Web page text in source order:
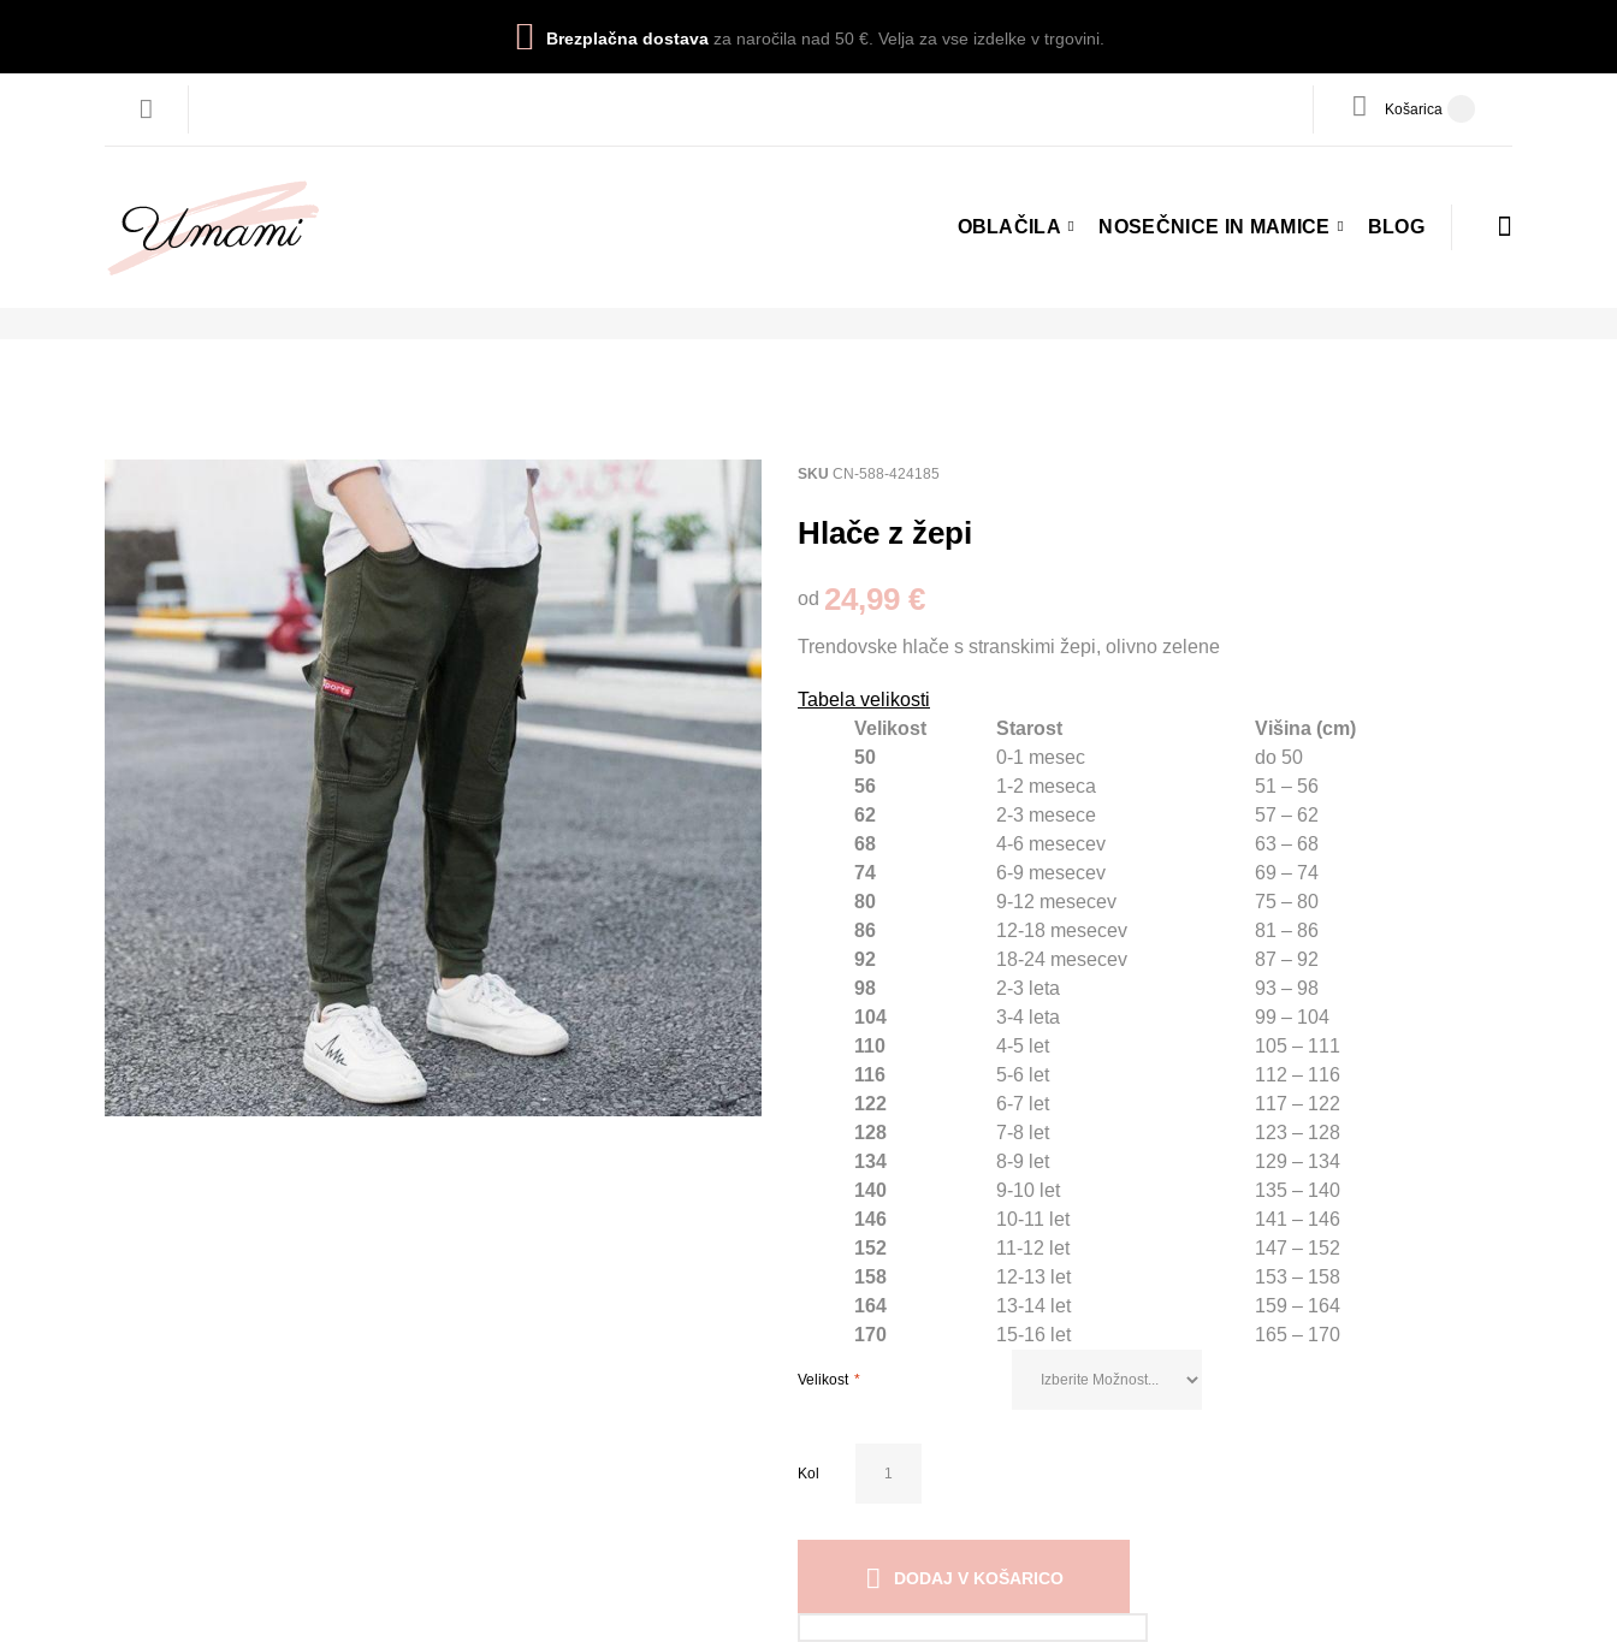
Brezplačna dostavaza naročila nad 50 €. Velja za vse izdelke v trgovini.
Košarica
OBLAČILA NOSEČNICE IN MAMICE BLOG
SKU CN-588-424185
Hlače z žepi
od 24,99 €
Trendovske hlače s stranskimi žepi, olivno zelene
Tabela velikosti
Velikost
Starost
Višina (cm)
50
0-1 mesec
do 50
56
1-2 meseca
51 – 56
62
2-3 mesece
57 – 62
68
4-6 mesecev
63 – 68
74
6-9 mesecev
69 – 74
80
9-12 mesecev
75 – 80
86
12-18 mesecev
81 – 86
92
18-24 mesecev
87 – 92
98
2-3 leta
93 – 98
104
3-4 leta
99 – 104
110
4-5 let
105 – 111
116
5-6 let
112 – 116
122
6-7 let
117 – 122
128
7-8 let
123 – 128
134
8-9 let
129 – 134
140
9-10 let
135 – 140
146
10-11 let
141 – 146
152
11-12 let
147 – 152
158
12-13 let
153 – 158
164
13-14 let
159 – 164
170
15-16 let 165 – 170
Velikost
Kol
DODAJ V KOŠARICO